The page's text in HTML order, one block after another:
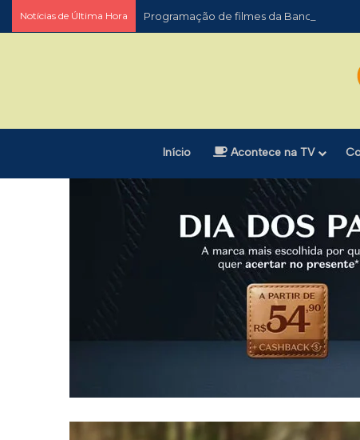
Notícias de Última Hora Programação de filmes da Band
Início Acontece na TV